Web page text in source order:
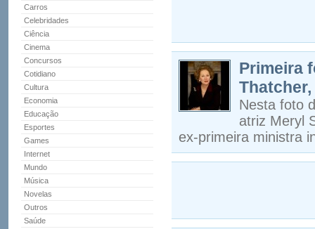
Carros
Celebridades
Ciência
Cinema
Concursos
Cotidiano
Cultura
Economia
Educação
Esportes
Games
Internet
Mundo
Música
Novelas
Outros
Saúde
Primeira
Nesta foto
atriz Meryl
ex-primeira ministra